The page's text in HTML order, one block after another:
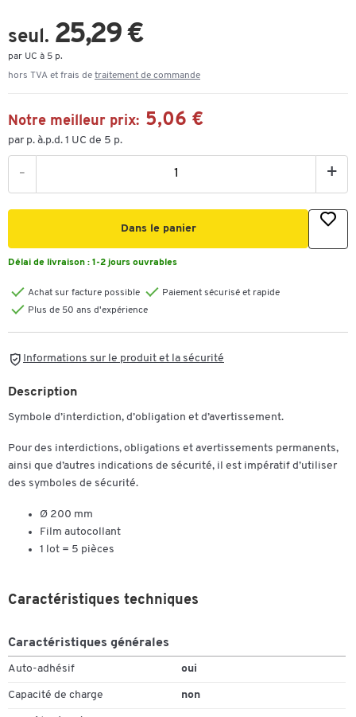
seul. 25,29 €
par UC à 5 p.
hors TVA et frais de traitement de commande
Notre meilleur prix: 5,06 €
par p. à.p.d. 1 UC de 5 p.
- +
Dans le panier
Délai de livraison : 1-2 jours ouvrables
Achat sur facture possible
Paiement sécurisé et rapide
Plus de 50 ans d'expérience
Informations sur le produit et la sécurité
Description
Symbole d’interdiction, d’obligation et d’avertissement.
Pour des interdictions, obligations et avertissements permanents,
ainsi que d’autres indications de sécurité, il est impératif d’utiliser
des symboles de sécurité.
Ø 200 mm
Film autocollant
1 lot = 5 pièces
Caractéristiques techniques
Caractéristiques générales
Auto-adhésif oui
Capacité de charge non